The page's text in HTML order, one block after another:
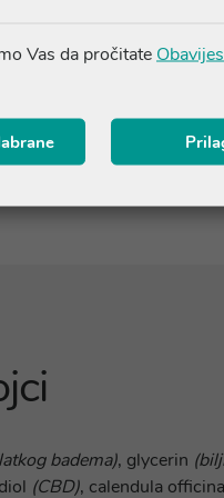
badema), glycerin
(CBD), calendula
Vas da pročitate